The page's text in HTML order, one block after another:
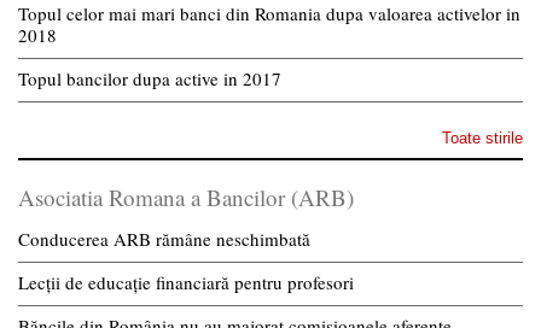
Topul celor mai mari banci din Romania dupa valoarea activelor in
2018
Topul bancilor dupa active in 2017
Toate stirile
Asociatia Romana a Bancilor (ARB)
Conducerea ARB rămâne neschimbată
Lecții de educație financiară pentru profesori